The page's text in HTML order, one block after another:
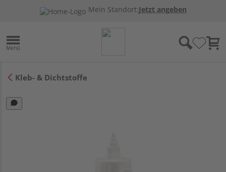
Mein Standort:Jetzt angeben
Kleb- & Dichtstoffe